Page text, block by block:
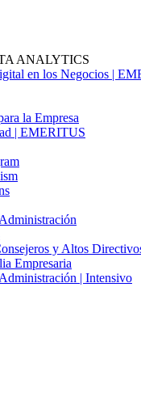
ANALYTICS
en los Negocios |
la Empresa
| EMERITUS
y Altos
Empresaria
| Intensivo